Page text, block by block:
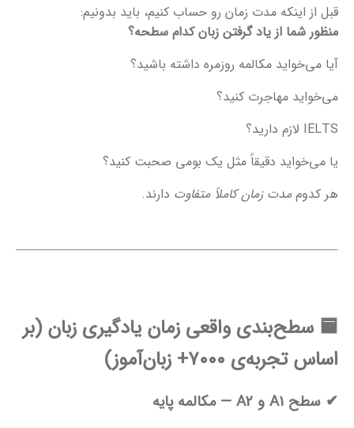
قبل از اینکه مدت زمان رو حساب کنیم، باید بدونیم:
منظور شما از یاد گرفتن زبان کدام سطحه؟
آیا می‌خواید مکالمه روزمره داشته باشید؟
می‌خواید مهاجرت کنید؟
IELTS لازم دارید؟
یا می‌خواید دقیقاً مثل یک بومی صحبت کنید؟
هر کدوم مدت زمان کاملاً متفاوت دارند.
🟦 سطح‌بندی واقعی زمان یادگیری زبان (بر
اساس تجربه‌ی ۷۰۰۰+ زبان‌آموز)
✔ سطح A1 و A2 — مکالمه پایه